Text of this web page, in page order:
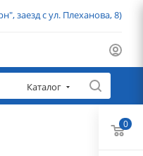
заезд с ул. Плеханова, 8)
Каталог
0